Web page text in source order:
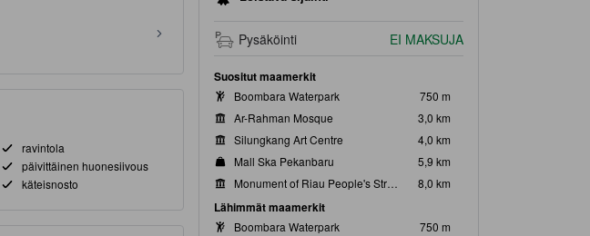
ravintola
päivittäinen huonesiivous
käteisnosto
Pysäköinti EI MAKSUJA
Suositut maamerkit
Boombara Waterpark
750 m
Ar-Rahman Mosque
3,0 km
Silungkang Art Centre
4,0 km
Mall Ska Pekanbaru
5,9 km
Monument of Riau People's Struggle
8,0 km
Lähimmät maamerkit
Boombara Waterpark
750 m